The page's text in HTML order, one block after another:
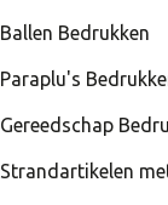
Ballen Bedrukken
Paraplu's
Gereedschap
Strandartikelen